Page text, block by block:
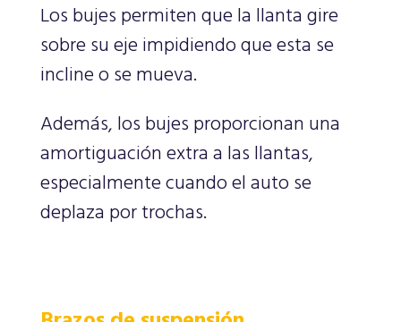
Los bujes permiten que la llanta gire
sobre su eje impidiendo que esta se
incline o se mueva.
Además, los bujes proporcionan una
amortiguación extra a las llantas,
especialmente cuando el auto se
deplaza por trochas.